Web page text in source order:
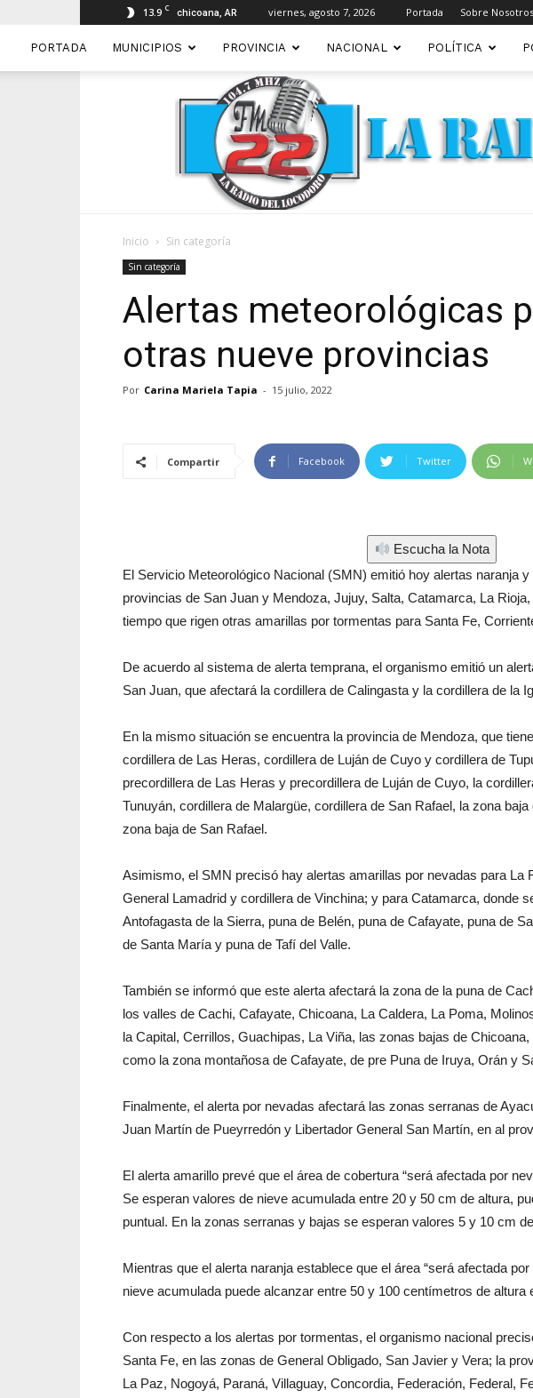
13.9 C chicoana, AR viernes, agosto 7, 2026 Portada Sobre Nosotros
PORTADA MUNICIPIOS PROVINCIA NACIONAL POLÍTICA
Inicio Sin categoría
Sin categoría
Alertas meteorológicas
otras nueve provincias
Por Carina Mariela Tapia - 15 julio, 2022
Compartir Facebook Twitter
Escucha la Nota
El Servicio Meteorológico Nacional (SMN) emitió hoy alertas naranja
provincias de San Juan y Mendoza, Jujuy, Salta, Catamarca, La
tiempo que rigen otras amarillas por tormentas para Santa Fe,
De acuerdo al sistema de alerta temprana, el organismo emitió un
San Juan, que afectará la cordillera de Calingasta y la cordillera de la
En la mismo situación se encuentra la provincia de Mendoza, que
cordillera de Las Heras, cordillera de Luján de Cuyo y cordillera de
precordillera de Las Heras y precordillera de Luján de Cuyo, la
Tunuyán, cordillera de Malargüe, cordillera de San Rafael, la zona
zona baja de San Rafael.
Asimismo, el SMN precisó hay alertas amarillas por nevadas para La
General Lamadrid y cordillera de Vinchina; y para Catamarca, donde
Antofagasta de la Sierra, puna de Belén, puna de Cafayate, puna de
de Santa María y puna de Tafí del Valle.
También se informó que este alerta afectará la zona de la puna de
los valles de Cachi, Cafayate, Chicoana, La Caldera, La Poma,
la Capital, Cerrillos, Guachipas, La Viña, las zonas bajas de
como la zona montañosa de Cafayate, de pre Puna de Iruya, Orán y
Finalmente, el alerta por nevadas afectará las zonas serranas de
Juan Martín de Pueyrredón y Libertador General San Martín, en al
El alerta amarillo prevé que el área de cobertura “será afectada por
Se esperan valores de nieve acumulada entre 20 y 50 cm de altura,
puntual. En la zonas serranas y bajas se esperan valores 5 y 10 cm
Mientras que el alerta naranja establece que el área “será afectada
nieve acumulada puede alcanzar entre 50 y 100 centímetros de altura
Con respecto a los alertas por tormentas, el organismo nacional
Santa Fe, en las zonas de General Obligado, San Javier y Vera; la
La Paz, Nogoyá, Paraná, Villaguay, Concordia, Federación, Federal,